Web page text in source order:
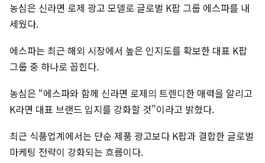
농심은 신라면 로제 광고 모델로 글로벌 K팝 그룹 에스파를 내
세웠다.
에스파는 최근 해외 시장에서 높은 인지도를 확보한 대표 K팝
그룹 중 하나로 꼽힌다.
농심은 “에스파와 함께 신라면 로제의 트렌디한 매력을 알리고
K라면 대표 브랜드 입지를 강화할 것”이라고 밝혔다.
최근 식품업계에서는 단순 제품 광고보다 K팝과 결합한 글로벌
마케팅 전략이 강화되는 흐름이다.